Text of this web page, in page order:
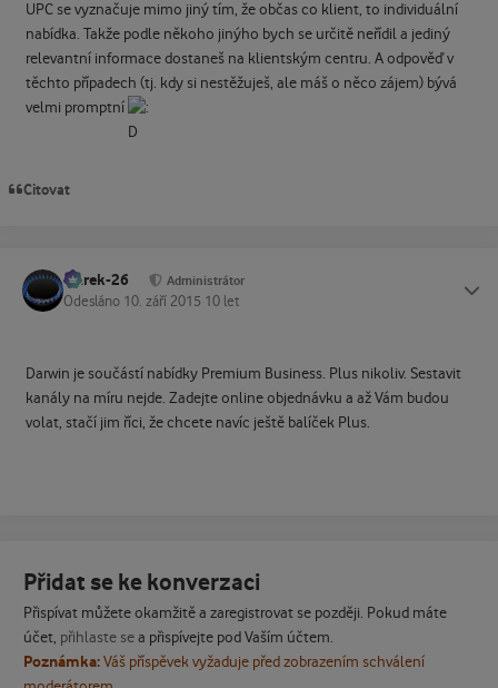
UPC se vyznačuje mimo jiný tím, že občas co klient, to individuální
nabídka. Takže podle někoho jinýho bych se určitě neřídil a jediný
relevantní informace dostaneš na klientským centru. A odpověď v
těchto případech (tj. kdy si nestěžuješ, ale máš o něco zájem) bývá
velmi promptní
Citovat
Marek-26 Administrátor
Odesláno 10. září 2015 10 let
Darwin je součástí nabídky Premium Business. Plus nikoliv. Sestavit
kanály na míru nejde. Zadejte online objednávku a až Vám budou
volat, stačí jim říci, že chcete navíc ještě balíček Plus.
Přidat se ke konverzaci
Přispívat můžete okamžitě a zaregistrovat se později. Pokud máte
účet, přihlaste sea přispívejte pod Vaším účtem.
Poznámka:Váš příspěvek vyžaduje před zobrazením schválení